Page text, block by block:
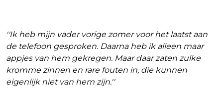
''Ik heb mijn vader vorige zomer voor het laatst aan
de telefoon gesproken. Daarna heb ik alleen maar
appjes van hem gekregen. Maar daar zaten zulke
kromme zinnen en rare fouten in, die kunnen
eigenlijk niet van hem zijn.''